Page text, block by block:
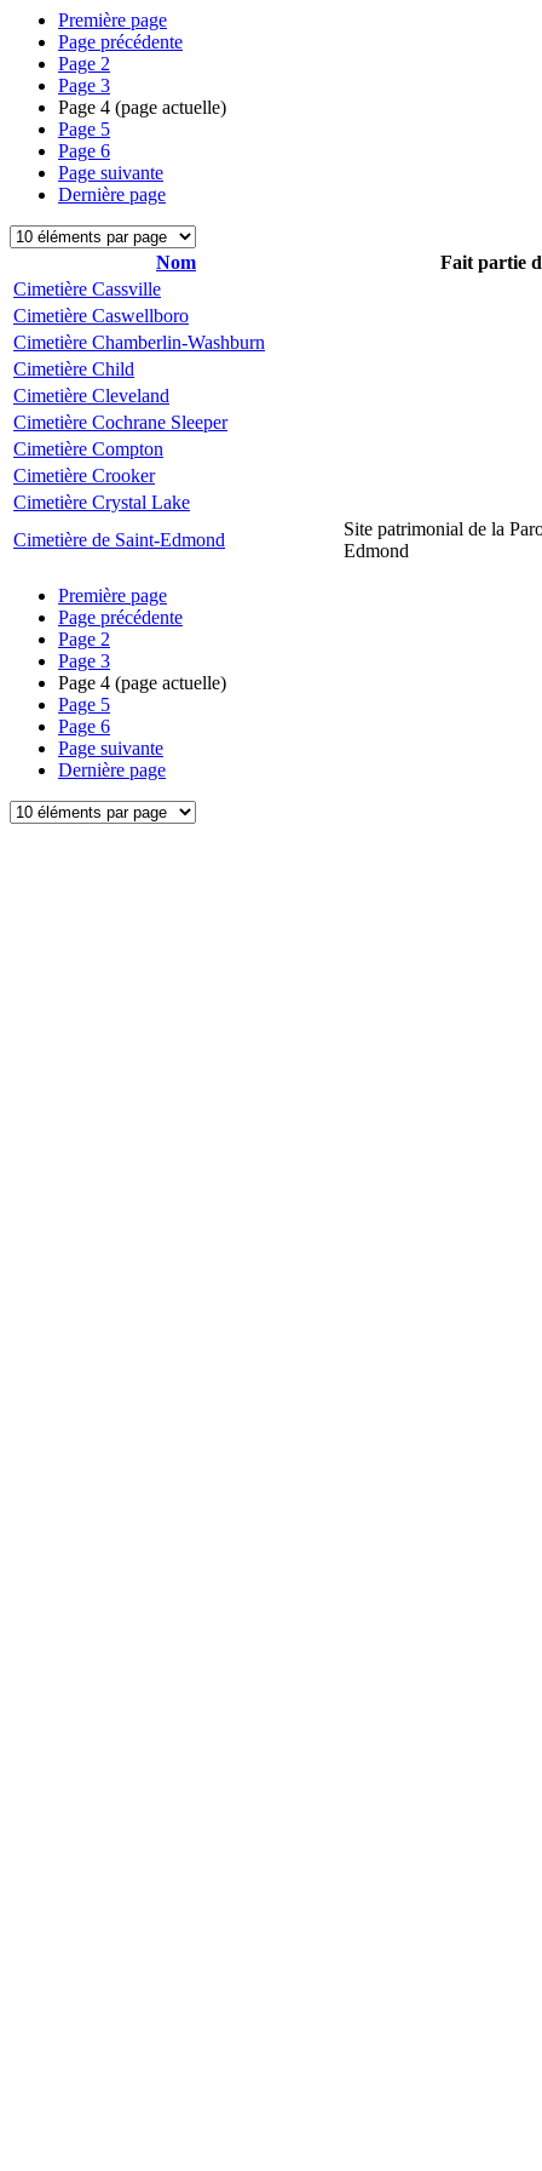
Première page
Page précédente
Page 2
Page 3
Page 4 (page actuelle)
Page 5
Page 6
Page suivante
Dernière page
Nom
Fait partie
Cimetière Cassville
Cimetière Caswellboro
Cimetière Chamberlin-Washburn
Cimetière Child
Cimetière Cleveland
Cimetière Cochrane Sleeper
Cimetière Compton
Cimetière Crooker
Cimetière Crystal Lake
Cimetière de Saint-Edmond
Site patrimonial de la
Edmond
Première page
Page précédente
Page 2
Page 3
Page 4 (page actuelle)
Page 5
Page 6
Page suivante
Dernière page